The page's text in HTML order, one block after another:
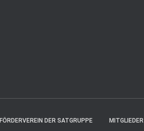
FÖRDERVEREIN DER SATGRUPPE MITGLIEDER